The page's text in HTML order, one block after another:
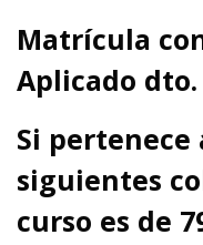
Matrícula
Aplicado dto.
Si pertenece
siguientes
curso es de